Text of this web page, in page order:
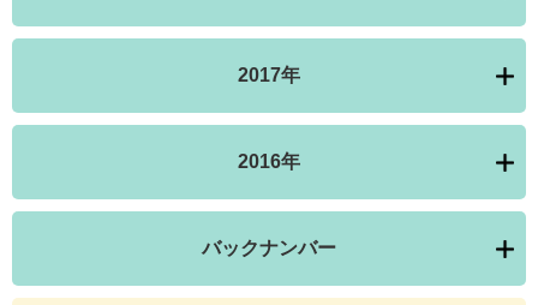
2017年
2016年
バックナンバー